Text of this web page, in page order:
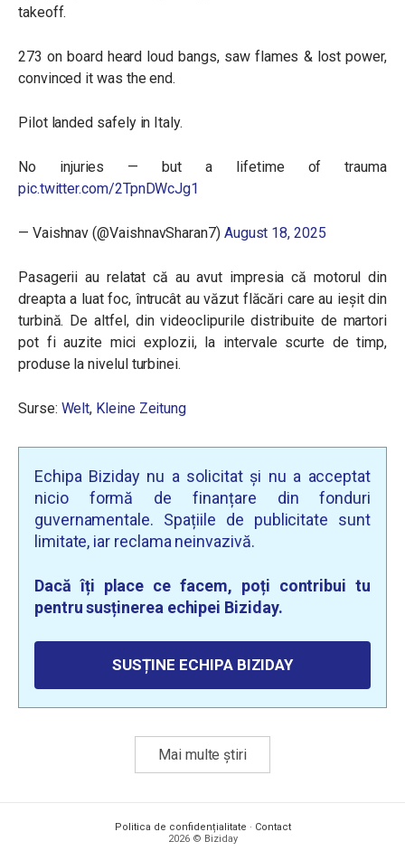
takeoff.
273 on board heard loud bangs, saw flames & lost power,
convinced it was the end.
Pilot landed safely in Italy.
No injuries — but a lifetime of trauma
pic.twitter.com/2TpnDWcJg1
— Vaishnav (@VaishnavSharan7) August 18, 2025
Pasagerii au relatat că au avut impresia că motorul din
dreapta a luat foc, întrucât au văzut flăcări care au ieșit din
turbină. De altfel, din videoclipurile distribuite de martori
pot fi auzite mici explozii, la intervale scurte de timp,
produse la nivelul turbinei.
Surse: Welt, Kleine Zeitung
Echipa Biziday nu a solicitat și nu a acceptat
nicio formă de finanțare din fonduri
guvernamentale. Spațiile de publicitate sunt
limitate, iar reclama neinvazivă.
Dacă îți place ce facem, poți contribui tu
pentru susținerea echipei Biziday.
SUSȚINE ECHIPA BIZIDAY
Mai multe știri
Politica de confidențialitate · Contact
2026 © Biziday